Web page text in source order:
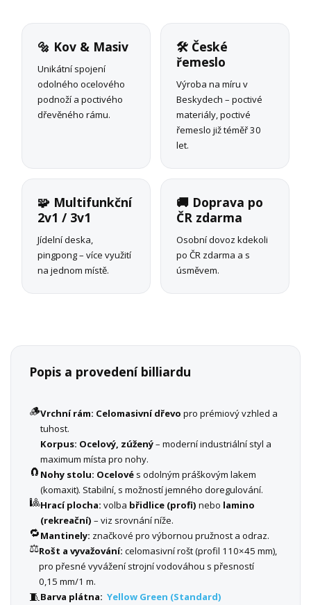
🔩 Kov & Masiv
Unikátní spojení
odolného ocelového
podnoží a poctivého
dřevěného rámu.
🛠 České
řemeslo
Výroba na míru v
Beskydech – poctivé
materiály, poctivé
řemeslo již téměř 30
let.
🧩 Multifunkční
2v1 / 3v1
Jídelní deska,
pingpong – více využití
na jednom místě.
🚚 Doprava po
ČR zdarma
Osobní dovoz kdekoli
po ČR zdarma a s
úsměvem.
Popis a provedení billiardu
🪵Vrchní rám: Celomasivní dřevo pro prémiový vzhled a
tuhost.
Korpus: Ocelový, zúžený– moderní industriální styl a
maximum místa pro nohy.
🧲 Nohy stolu: Ocelové s odolným práškovým lakem
(komaxit). Stabilní, s možností jemného doregulování.
🎱Hrací plocha: volba břidlice (profi) nebo lamino
(rekreační) – viz srovnání níže.
🔁Mantinely: značkové pro výbornou pružnost a odraz.
⚖️Rošt a vyvažování: celomasivní rošt (profil 110×45 mm),
pro přesné vyvážení strojní vodováhou s přesností
0,15 mm/1 m.
🧵Barva plátna: Yellow Green (Standard)